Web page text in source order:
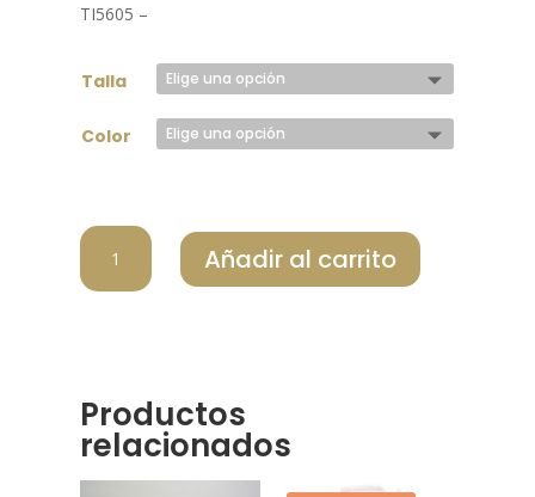
35,00 €.31,50 €.
TI5605 –
Talla
Color
TITLEIST
GORRA
PLAYERS
Añadir al carrito
Productos
relacionados